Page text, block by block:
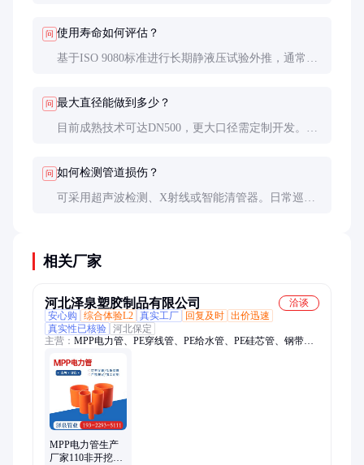
问 使用寿命如何评估？
基于ISO 9080标准进行长期静液压试验外推，通常设
问 最大直径能做到多少？
目前成熟技术可达DN500，更大口径需定制开发。
问 如何检测管道损伤？
可采用超声波检测、X射线或智能清管器。日常巡检
相关厂家
河北泽泉塑胶制品有限公司
洽谈
安心购
综合体验L2 真实工厂 回复及时 出价迅速
真实性已核验 河北保定
主营： MPP电力管、PE穿线管、PE给水管、PE硅芯管、钢带波
MPP电力管生产
厂家110非开挖可